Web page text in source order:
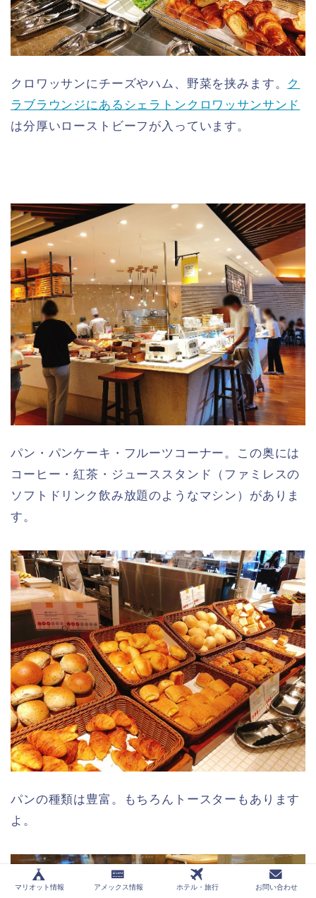
クロワッサンにチーズやハム、野菜を挟みます。 ク
ラブラウンジにあるシェラトンクロワッサンサンド
は分厚いローストビーフが入っています。
パン・パンケーキ・フルーツコーナー。この奥には
コーヒー・紅茶・ジューススタンド（ファミレスの
ソフトドリンク飲み放題のようなマシン）がありま
す。
パンの種類は豊富。もちろんトースターもあります
よ。
マリオット情報 アメックス情報 ホテル・旅行 お問い合わせ